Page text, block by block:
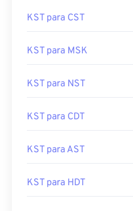
KST para CST
KST para MSK
KST para NST
KST para CDT
KST para AST
KST para HDT